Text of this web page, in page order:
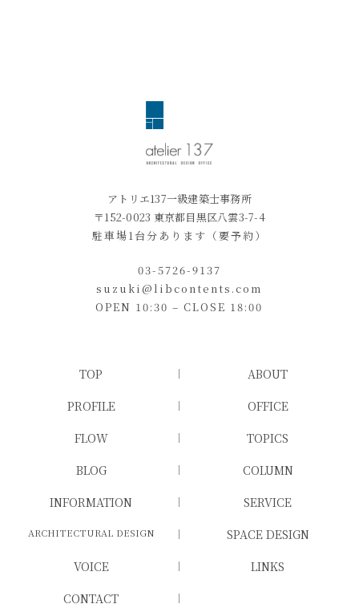
アトリエ137一級建築士事務所
〒152-0023 東京都目黒区八雲3-7-4
駐車場1台分あります（要予約）
03-5726-9137
suzuki@libcontents.com
OPEN 10:30 – CLOSE 18:00
TOP
ABOUT
PROFILE
OFFICE
FLOW
TOPICS
BLOG
COLUMN
INFORMATION
SERVICE
ARCHITECTURAL DESIGN
SPACE DESIGN
VOICE
LINKS
CONTACT